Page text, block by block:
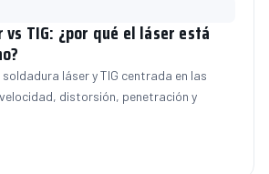
TIG: ¿por qué el láser está
láser y TIG centrada en las
distorsión, penetración y